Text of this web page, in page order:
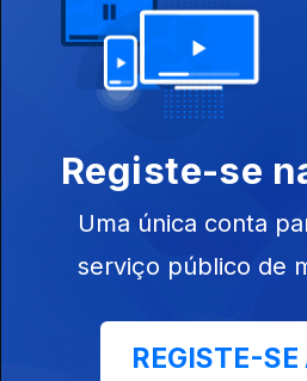
Registe-se
Uma única conta
serviço público de
REGISTE-SE